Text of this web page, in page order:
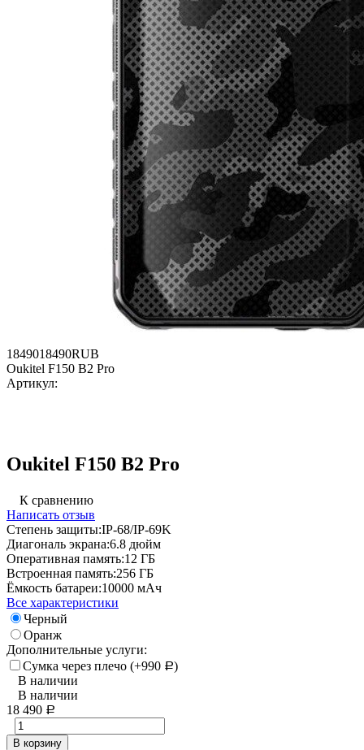
1849018490RUB
Oukitel F150 B2 Pro
Артикул:
Oukitel F150 B2 Pro
К сравнению
Написать отзыв
Степень защиты:IP-68/IP-69K
Диагональ экрана:6.8 дюйм
Оперативная память:12 ГБ
Встроенная память:256 ГБ
Ёмкость батареи:10000 мАч
Все характеристики
Черный
Оранж
Дополнительные услуги:
Сумка через плечо (+990 Р)
В наличии
В наличии
18 490 Р
В корзину